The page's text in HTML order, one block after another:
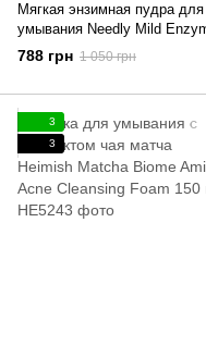
Мягкая энзимная пудра для
умывания Needly Mild
Cleansing Powder 40 г
788 грн 1 050 грн
3
3